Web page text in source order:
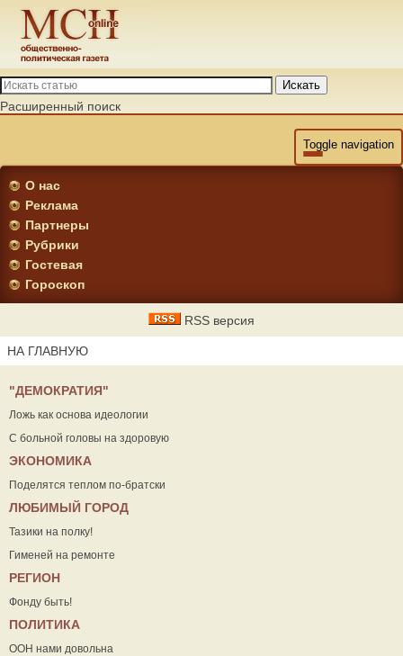
Искать
Расширенный поиск
Toggle navigation
О нас
Реклама
Партнеры
Рубрики
Гостевая
Гороскоп
RSS версия
НА ГЛАВНУЮ
"ДЕМОКРАТИЯ"
Ложь как основа идеологии
С больной головы на здоровую
ЭКОНОМИКА
Поделятся теплом по-братски
ЛЮБИМЫЙ ГОРОД
Тазики на полку!
Гименей на ремонте
РЕГИОН
Фонду быть!
ПОЛИТИКА
ООН нами довольна